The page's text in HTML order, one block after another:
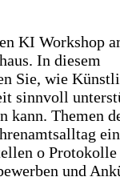
KI Workshop
In diesem
Sie, wie
sinnvoll
kann. Themen
o
und